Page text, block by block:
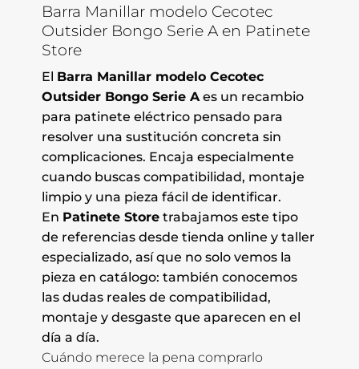
Barra Manillar modelo Cecotec
Outsider Bongo Serie A en Patinete
Store
El Barra Manillar modelo Cecotec
Outsider Bongo Serie Aes un recambio
para patinete eléctrico pensado para
resolver una sustitución concreta sin
complicaciones. Encaja especialmente
cuando buscas compatibilidad, montaje
limpio y una pieza fácil de identificar.
En Patinete Storetrabajamos este tipo
de referencias desde tienda online y taller
especializado, así que no solo vemos la
pieza en catálogo: también conocemos
las dudas reales de compatibilidad,
montaje y desgaste que aparecen en el
día a día.
Cuándo merece la pena comprarlo